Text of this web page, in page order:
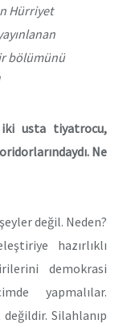
Hürriyet
bölümünü
usta tiyatrocu,
Ne
değil. Neden?
hazırlıklı
demokrasi
yapmalılar.
Silahlanıp